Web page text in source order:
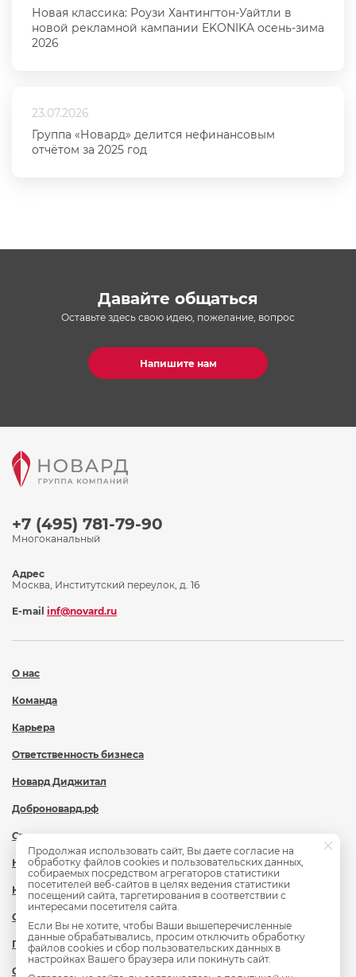
Новая классика: Роузи Хантингтон-Уайтли в
новой рекламной кампании EKONIKA осень-зима
2026
23.07.2026
Группа «Новард» делится нефинансовым
отчётом за 2025 год
Давайте общаться
Оставьте здесь свою идею, пожелание, вопрос
Напишите нам
+7 (495) 781-79-90
Многоканальный
О нас
Команда
Карьера
Ответственность бизнеса
Новард Диджитал
Доброновард.рф
Статьи
Новости
Контакты
Охрана труда
Политика обработки персональных данных
Сведения об образовательной организации
Адрес
Москва, Институтский переулок, д. 16
E-mail inf@novard.ru
Продолжая использовать сайт, Вы даете согласие на
обработку файлов cookies и пользовательских данных,
собираемых посредством агрегаторов статистики
посетителей веб-сайтов в целях ведения статистики
посещений сайта, таргетирования в соответствии с
интересами посетителя сайта.
Если Вы не хотите, чтобы Ваши вышеперечисленные
данные обрабатывались, просим отключить обработку
файлов cookies и сбор пользовательских данных в
настройках Вашего браузера или покинуть сайт.